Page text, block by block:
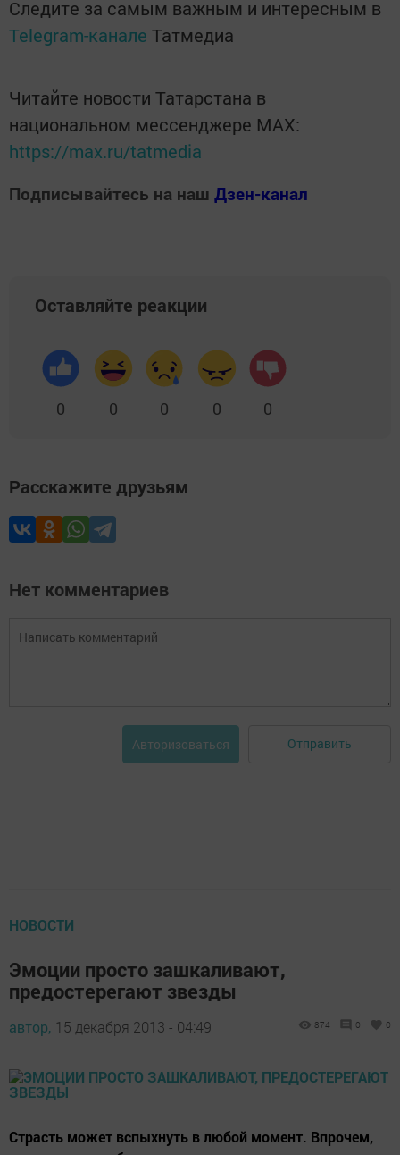
Следите за самым важным и интересным в
Telegram-канале Татмедиа
Читайте новости Татарстана в
национальном мессенджере MАХ:
https://max.ru/tatmedia
Подписывайтесь на наш Дзен-канал
Оставляйте реакции
0 0 0 0 0
Расскажите друзьям
Нет комментариев
Авторизоваться Отправить
НОВОСТИ
Эмоции просто зашкаливают,
предостерегают звезды
автор, 15 декабря 2013 - 04:49 874 0 0
Страсть может вспыхнуть в любой момент. Впрочем,